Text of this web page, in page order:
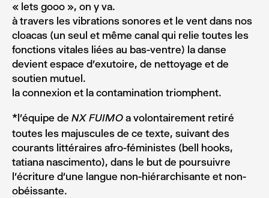
« lets gooo », on y va.
à travers les vibrations sonores et le vent dans nos
cloacas (un seul et même canal qui relie toutes les
fonctions vitales liées au bas-ventre) la danse
devient espace d’exutoire, de nettoyage et de
soutien mutuel.
la connexion et la contamination triomphent.
*l’équipe de NX FUIMO a volontairement retiré
toutes les majuscules de ce texte, suivant des
courants littéraires afro-féministes (bell hooks,
tatiana nascimento), dans le but de poursuivre
l’écriture d’une langue non-hiérarchisante et non-
obéissante.